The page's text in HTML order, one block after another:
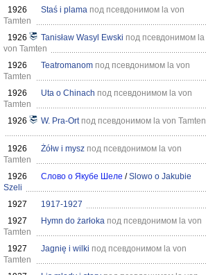
1926
Staś i plama под псевдонимом la von
Tamten
1926
Tanisław Wasyl Ewski под псевдонимом la
von Tamten
1926
Teatromanom под псевдонимом la von
Tamten
1926
Uta o Chinach под псевдонимом la von
Tamten
1926
W. Pra-Ort под псевдонимом la von Tamten
1926
Żółw i mysz под псевдонимом la von
Tamten
1926
Слово о Якубе Шеле /Slowo o Jakubie
Szeli
1927
1917-1927
1927
Hymn do żarłoka под псевдонимом la von
Tamten
1927
Jagnię i wilki под псевдонимом la von
Tamten